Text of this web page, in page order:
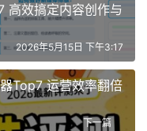
高效搞定内容创作与
2026年5月15日 下午3:17
Top7 运营效率翻倍
下一篇